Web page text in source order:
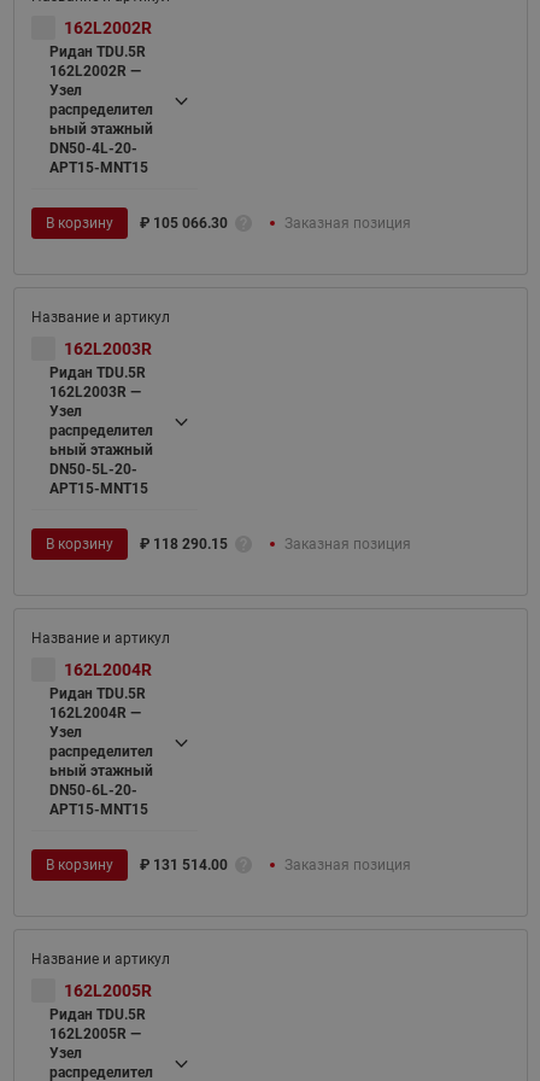
162L2002R
Ридан TDU.5R
162L2002R —
Узел
распределител
ьный этажный
DN50-4L-20-
APT15-MNT15
В корзину ₽ 105 066.30 Заказная позиция
162L2003R
Ридан TDU.5R
162L2003R —
Узел
распределител
ьный этажный
DN50-5L-20-
APT15-MNT15
В корзину ₽ 118 290.15 Заказная позиция
162L2004R
Ридан TDU.5R
162L2004R —
Узел
распределител
ьный этажный
DN50-6L-20-
APT15-MNT15
В корзину ₽ 131 514.00 Заказная позиция
162L2005R
Ридан TDU.5R
162L2005R —
Узел
распределител